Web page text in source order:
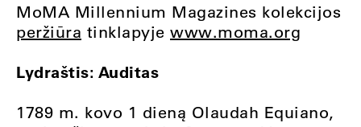
MoMA Millennium Magazines kolekcijos
peržiūra tinklapyje www.moma.org
Lydraštis: Auditas
1789 m. kovo 1 dieną Olaudah Equiano,